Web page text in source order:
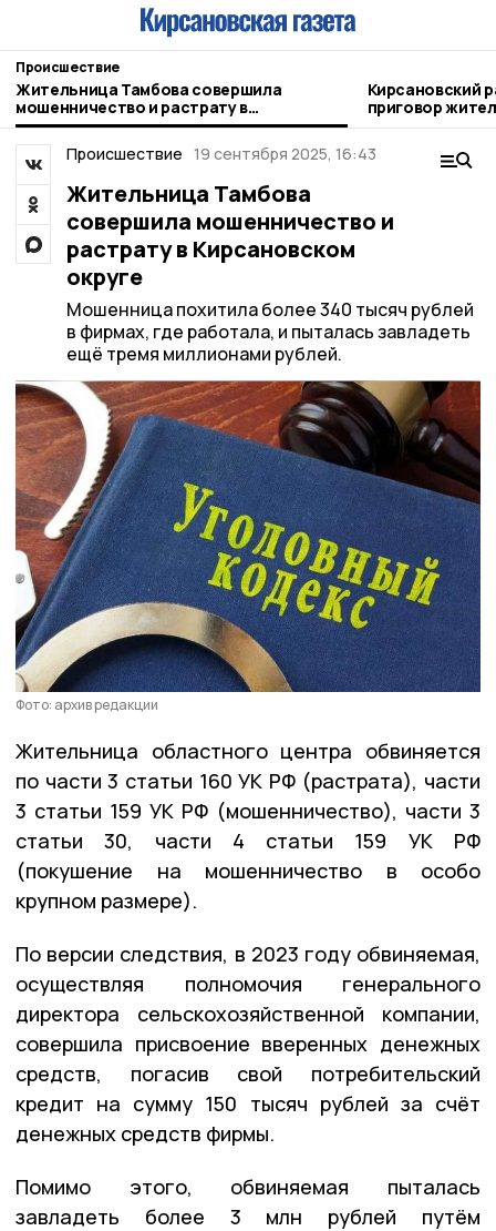
Происшествие
Жительница Тамбова совершила
мошенничество и растрату в
Кирсановском округе
Кирсановский
приговор
Происшествие 19 сентября 2025, 16:43
Жительница Тамбова
совершила мошенничество и
растрату в Кирсановском
округе
Мошенница похитила более 340 тысяч рублей
в фирмах, где работала, и пыталась завладеть
ещё тремя миллионами рублей.
Фото: архив редакции
Жительница областного центра обвиняется
по части 3 статьи 160 УК РФ (растрата), части
3 статьи 159 УК РФ (мошенничество), части 3
статьи 30, части 4 статьи 159 УК РФ
(покушение на мошенничество в особо
крупном размере).
По версии следствия, в 2023 году обвиняемая,
осуществляя полномочия генерального
директора сельскохозяйственной компании,
совершила присвоение вверенных денежных
средств, погасив свой потребительский
кредит на сумму 150 тысяч рублей за счёт
денежных средств фирмы.
Помимо этого, обвиняемая пыталась
завладеть более 3 млн рублей путём